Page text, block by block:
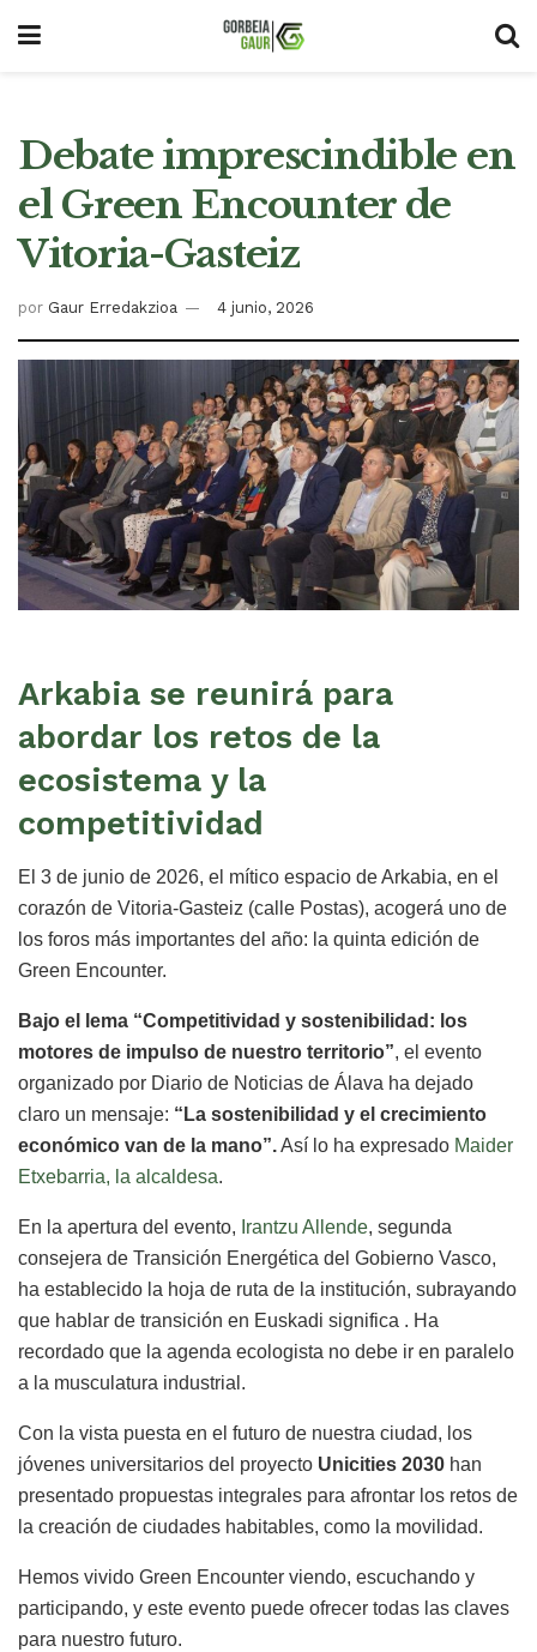
Debate imprescindible en
el Green Encounter de
Vitoria-Gasteiz
por Gaur Erredakzioa 4 junio, 2026
Arkabia se reunirá para
abordar los retos de la
ecosistema y la
competitividad
El 3 de junio de 2026, el mítico espacio de Arkabia, en el
corazón de Vitoria-Gasteiz (calle Postas), acogerá uno de
los foros más importantes del año: la quinta edición de
Green Encounter.
Bajo el lema “Competitividad y sostenibilidad: los
motores de impulso de nuestro territorio”, el evento
organizado por Diario de Noticias de Álava ha dejado
claro un mensaje: “La sostenibilidad y el crecimiento
económico van de la mano”.Así lo ha expresado Maider
Etxebarria, la alcaldesa.
En la apertura del evento, Irantzu Allende, segunda
consejera de Transición Energética del Gobierno Vasco,
ha establecido la hoja de ruta de la institución, subrayando
que hablar de transición en Euskadi significa . Ha
recordado que la agenda ecologista no debe ir en paralelo
a la musculatura industrial.
Con la vista puesta en el futuro de nuestra ciudad, los
jóvenes universitarios del proyecto Unicities 2030 han
presentado propuestas integrales para afrontar los retos de
la creación de ciudades habitables, como la movilidad.
Hemos vivido Green Encounter viendo, escuchando y
participando, y este evento puede ofrecer todas las claves
para nuestro futuro.